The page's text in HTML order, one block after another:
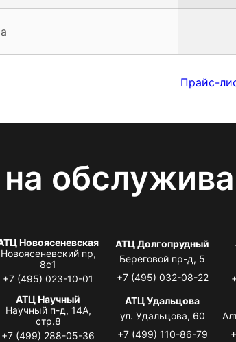
Прайс-
Новоясеневская
Новоясеневский пр,
8с1
+7 (495) 023-10-01
АТЦ Долгопрудный
Береговой пр-д, 5
+7 (495) 032-08-22
АТЦ Научный
Научный п-д, 14А,
стр.8
+7 (499) 288-05-36
АТЦ Удальцова
ул. Удальцова, 60
+7 (499) 110-86-79